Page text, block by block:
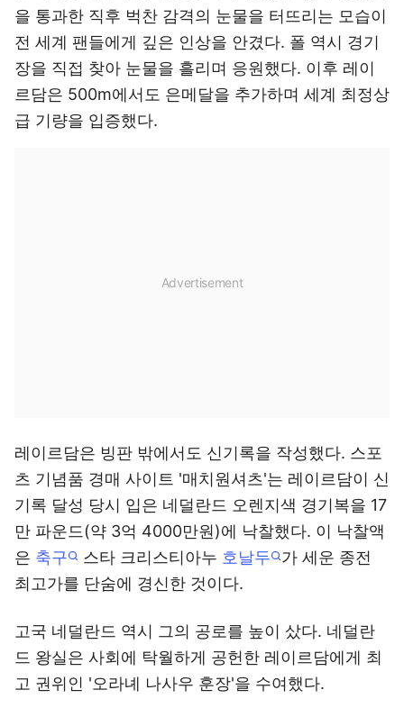
을 통과한 직후 벅찬 감격의 눈물을 터뜨리는 모습이
전 세계 팬들에게 깊은 인상을 안겼다. 폴 역시 경기
장을 직접 찾아 눈물을 흘리며 응원했다. 이후 레이
르담은 500m에서도 은메달을 추가하며 세계 최정상
급 기량을 입증했다.
레이르담은 빙판 밖에서도 신기록을 작성했다. 스포
츠 기념품 경매 사이트 '매치원셔츠'는 레이르담이 신
기록 달성 당시 입은 네덜란드 오렌지색 경기복을 17
만 파운드(약 3억 4000만원)에 낙찰했다. 이 낙찰액
은 축구 스타 크리스티아누 호날두
가 세운 종전
최고가를 단숨에 경신한 것이다.
고국 네덜란드 역시 그의 공로를 높이 샀다. 네덜란
드 왕실은 사회에 탁월하게 공헌한 레이르담에게 최
고 권위인 '오라녜 나사우 훈장'을 수여했다.